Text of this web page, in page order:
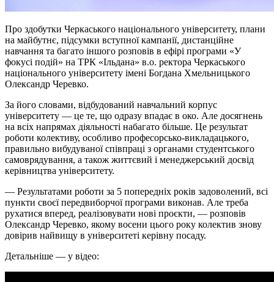
Про здобутки Черкаського національного університету, плани
на майбутнє, підсумки вступної кампанії, дистанційне
навчання та багато іншого розповів в ефірі програми «У
фокусі подій» на ТРК «Ільдана» в.о. ректора Черкаського
національного університету імені Богдана Хмельницького
Олександр Черевко.
За його словами, відбудований навчальний корпус
університету — це те, що одразу впадає в око. Але досягнень
на всіх напрямах діяльності набагато більше. Це результат
роботи колективу, особливо професорсько-викладацького,
правильно вибудуваної співпраці з органами студентського
самоврядування, а також життєвий і менеджерський досвід
керівництва університету.
— Результатами роботи за 5 попередніх років задоволений, всі
пункти своєї передвиборчої програми виконав. Але треба
рухатися вперед, реалізовувати нові проєкти, — розповів
Олександр Черевко, якому восени цього року колектив знову
довірив найвищу в університеті керівну посаду.
Детальніше — у відео: